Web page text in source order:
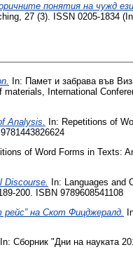
понятия на чужд
27 (3). ISSN 0205-1834
In: Памет и забрава във
International
Analysis.
In: Repetitions of
of Word Forms in Texts:
Discourse.
In: Languages and
200. ISBN 9789608541108
на Скот Фицджералд.
In: Сборник "Дни на науката